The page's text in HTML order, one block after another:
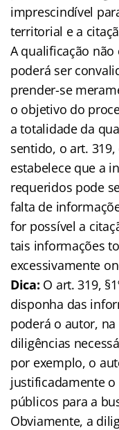
imprescindível
territorial e a
A qualificação não
poderá ser
prender-se
o objetivo do
a totalidade da
sentido, o art. 319,
estabelece que a
requeridos pode
falta de
for possível a
tais informações
excessivamente
Dica: O art. 319,
disponha das
poderá o autor,
diligências
por exemplo, o
justificadamente o
públicos para a
Obviamente, a